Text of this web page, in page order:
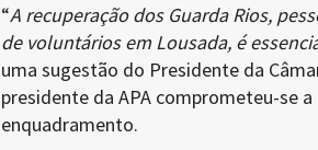
“A recuperação dos Guarda Rios,
de voluntários em Lousada, é
uma sugestão do Presidente da
presidente da APA comprometeu-se
enquadramento.